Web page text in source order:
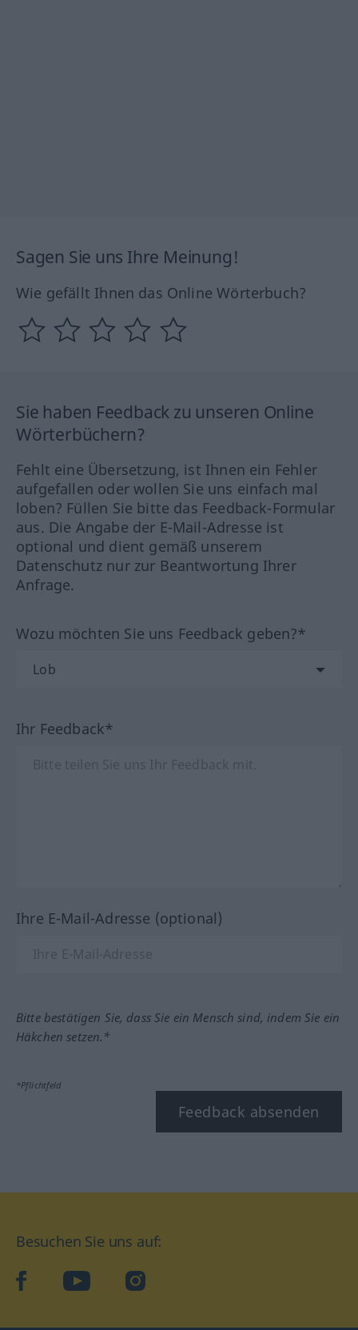
Sagen Sie uns Ihre Meinung!
Wie gefällt Ihnen das Online Wörterbuch?
Sie haben Feedback zu unseren Online
Wörterbüchern?
Fehlt eine Übersetzung, ist Ihnen ein Fehler
aufgefallen oder wollen Sie uns einfach mal
loben? Füllen Sie bitte das Feedback-Formular
aus. Die Angabe der E-Mail-Adresse ist
optional und dient gemäß unserem
Datenschutz nur zur Beantwortung Ihrer
Anfrage.
Wozu möchten Sie uns Feedback geben?*
Ihr Feedback*
Ihre E-Mail-Adresse (optional)
Bitte bestätigen Sie, dass Sie ein Mensch sind, indem Sie ein
Häkchen setzen.*
*Pflichtfeld
Feedback absenden
Besuchen Sie uns auf:
facebookYouTube Instagram